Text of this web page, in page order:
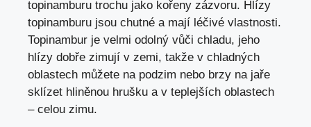
topinamburu trochu jako kořeny zázvoru. Hlízy
topinamburu jsou chutné a mají léčivé vlastnosti.
Topinambur je velmi odolný vůči chladu, jeho
hlízy dobře zimují v zemi, takže v chladných
oblastech můžete na podzim nebo brzy na jaře
sklízet hliněnou hrušku a v teplejších oblastech
– celou zimu.